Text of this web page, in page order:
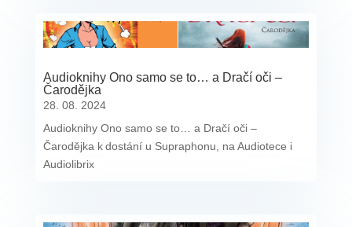
Audioknihy Ono samo se to… a Dračí oči –
Čarodějka
28. 08. 2024
Audioknihy Ono samo se to… a Dračí oči –
Čarodějka k dostání u Supraphonu, na Audiotece i
Audiolibrix